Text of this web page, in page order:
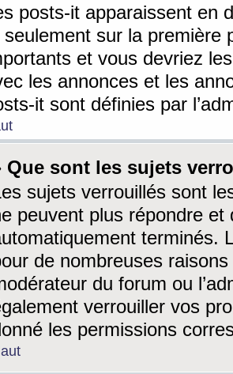
posts-it apparaissent en
seulement sur la première
et vous devriez
les annonces et les
it sont définies par
Que sont les sujets
sujets verrouillés sont
peuvent plus répondre
terminés.
de nombreuses
du forum ou
verrouiller vos
les permissions